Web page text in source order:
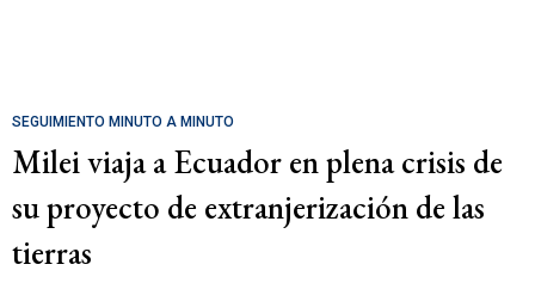
SEGUIMIENTO MINUTO A MINUTO
Milei viaja a Ecuador en plena crisis de
su proyecto de extranjerización de las
tierras